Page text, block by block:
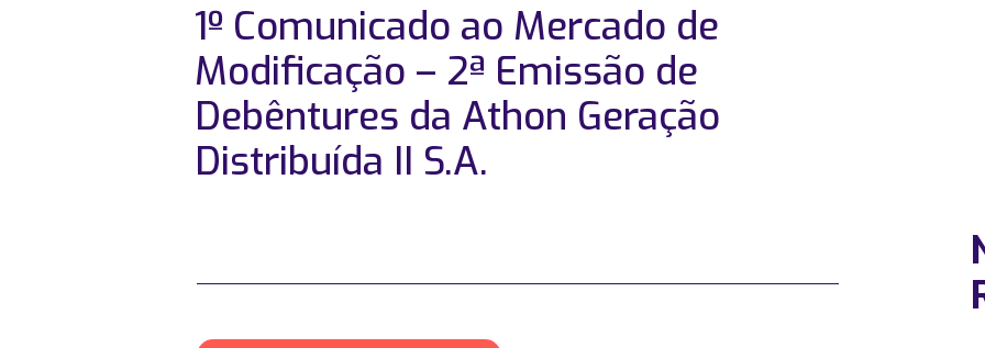
1º Comunicado ao Mercado de
Modificação – 2ª Emissão de
Debêntures da Athon Geração
Distribuída II S.A.